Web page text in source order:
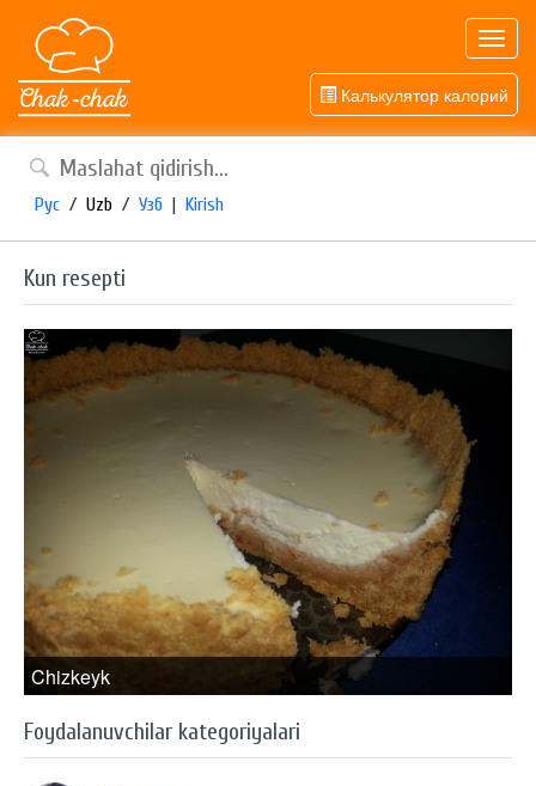
Калькулятор калорий
Рус / Uzb / Узб | Kirish
Kun resepti
Chizkeyk
Foydalanuvchilar kategoriyalari